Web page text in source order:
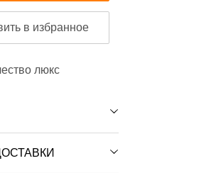
в избранное
люкс